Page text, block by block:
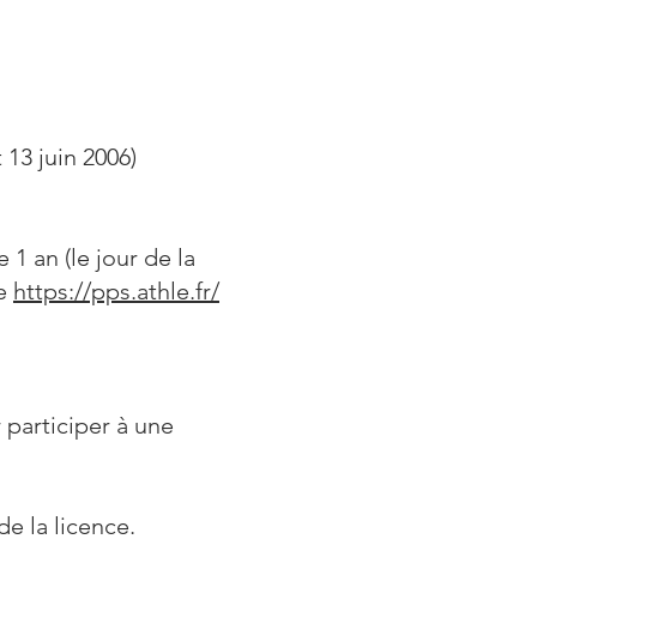
juin 2006)
1 an (le jour de la
https://pps.athle.fr/
participer à une
la licence.